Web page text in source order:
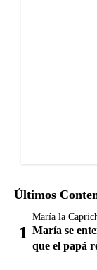
Últimos
María la
María se
que el papá